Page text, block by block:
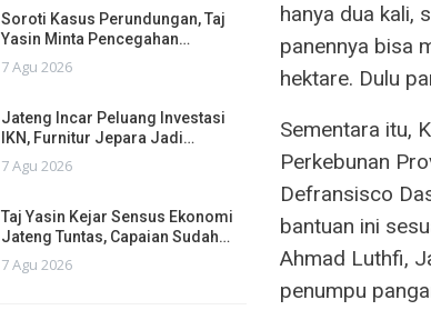
Soroti Kasus Perundungan, Taj
Yasin Minta Pencegahan…
7 Agu 2026
Jateng Incar Peluang Investasi
IKN, Furnitur Jepara Jadi…
7 Agu 2026
Taj Yasin Kejar Sensus Ekonomi
Jateng Tuntas, Capaian Sudah…
7 Agu 2026
hanya dua kali,
panennya bisa
hektare. Dulu
Sementara itu,
Perkebunan
Defransisco
bantuan ini
Ahmad Luthfi,
penumpu